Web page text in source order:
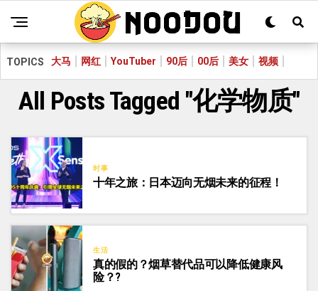
TOPICS 大马 网红 YouTuber 90后 00后 美女 视频
All Posts Tagged "化学物质"
时事
十年之旅：日本迈向无烟未来的征程！
生活
真的假的？烟草替代品可以降低健康风
险？?